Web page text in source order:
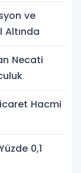
ve
Altında
Necati
Hacmi
0,1